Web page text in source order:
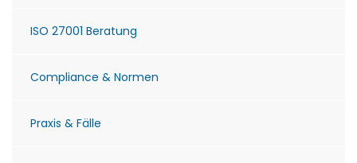
ISO 27001 Beratung
Compliance & Normen
Praxis & Fälle